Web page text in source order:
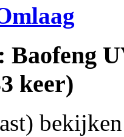
Baofeng
keer)